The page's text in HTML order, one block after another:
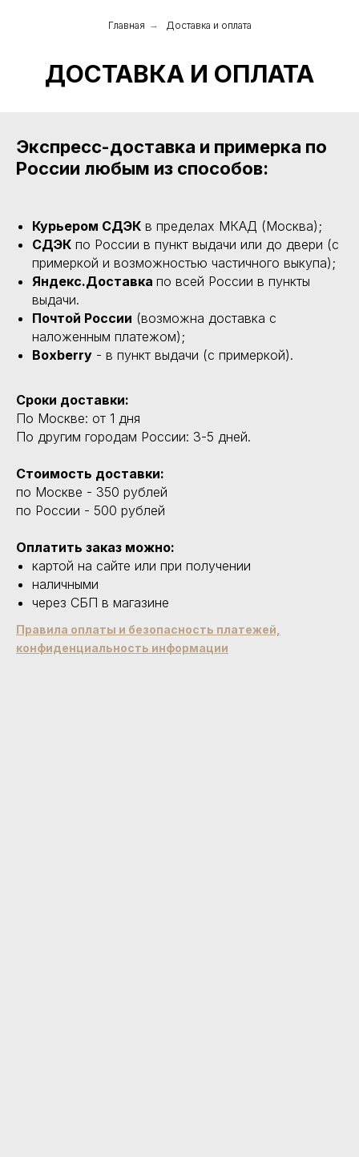
Главная → Доставка и оплата
ДОСТАВКА И ОПЛАТА
Экспресс-доставка и примерка по
России любым из способов:
Курьером СДЭК в пределах МКАД (Москва);
СДЭК по России в пункт выдачи или до двери (с
примеркой и возможностью частичного выкупа);
Яндекс.Доставка по всей России в пункты
выдачи.
Почтой России (возможна доставка с
наложенным платежом);
Boxberry - в пункт выдачи (с примеркой).
Сроки доставки:
По Москве: от 1 дня
По другим городам России: 3-5 дней.
Стоимость доставки:
по Москве - 350 рублей
по России - 500 рублей
Оплатить заказ можно:
картой на сайте или при получении
наличными
через СБП в магазине
Правила оплаты и безопасность платежей,
конфиденциальность информации